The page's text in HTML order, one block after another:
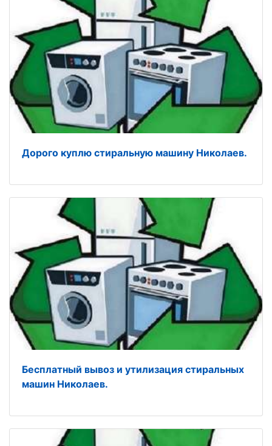
Дорого куплю стиральную машину Николаев.
Бесплатный вывоз и утилизация стиральных
машин Николаев.